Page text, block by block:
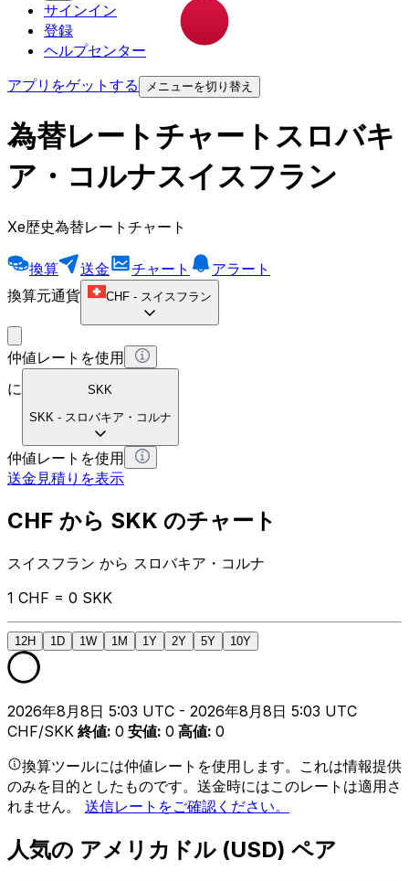
サインイン
登録
ヘルプセンター
アプリをゲットする
メニューを切り替え
為替レートチャートスロバキ
ア・コルナスイスフラン
Xe歴史為替レートチャート
換算 送金 チャート
アラート
換算元通貨
CHF - スイスフラン
仲値レートを使用
に
SKK
SKK - スロバキア・コルナ
仲値レートを使用
送金見積りを表示
CHF から SKK のチャート
スイスフラン から スロバキア・コルナ
1 CHF = 0 SKK
12H 1D 1W 1M 1Y 2Y 5Y 10Y
2026年8月8日 5:03 UTC - 2026年8月8日 5:03 UTC
CHF/SKK 終値: 0 安値: 0 高値: 0
換算ツールには仲値レートを使用します。これは情報提供
のみを目的としたものです。送金時にはこのレートは適用さ
れません。 送信レートをご確認ください。
人気の アメリカドル (USD) ペア